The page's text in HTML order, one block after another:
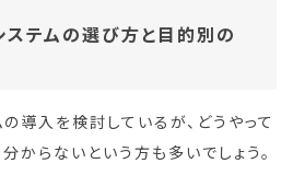
テムの選び方と目的別の
導入を検討しているが、どうやって
からないという方も多いでしょう。